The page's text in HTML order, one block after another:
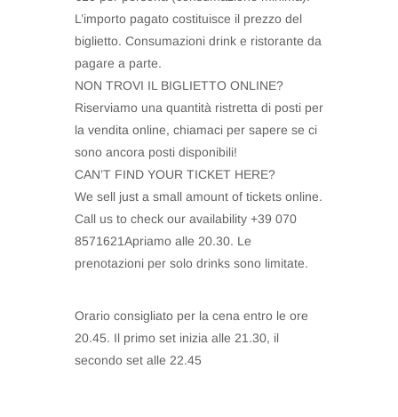
L’importo pagato costituisce il prezzo del
biglietto. Consumazioni drink e ristorante da
pagare a parte.
NON TROVI IL BIGLIETTO ONLINE?
Riserviamo una quantità ristretta di posti per
la vendita online, chiamaci per sapere se ci
sono ancora posti disponibili!
CAN’T FIND YOUR TICKET HERE?
We sell just a small amount of tickets online.
Call us to check our availability +39 070
8571621Apriamo alle 20.30. Le
prenotazioni per solo drinks sono limitate.
Orario consigliato per la cena entro le ore
20.45. Il primo set inizia alle 21.30, il
secondo set alle 22.45